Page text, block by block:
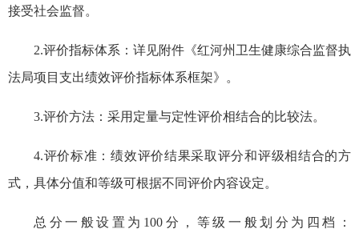
接受社会监督。
2.评价指标体系：详见附件《红河州卫生健康综合监督执
法局项目支出绩效评价指标体系框架》。
3.评价方法：采用定量与定性评价相结合的比较法。
4.评价标准：绩效评价结果采取评分和评级相结合的方
式，具体分值和等级可根据不同评价内容设定。
总分一般设置为100分，等级一般划分为四档：